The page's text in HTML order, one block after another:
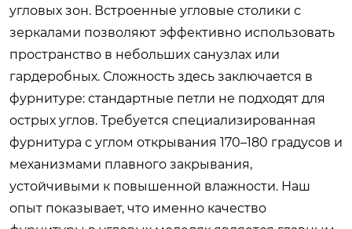
угловых зон. Встроенные угловые столики с
зеркалами позволяют эффективно использовать
пространство в небольших санузлах или
гардеробных. Сложность здесь заключается в
фурнитуре: стандартные петли не подходят для
острых углов. Требуется специализированная
фурнитура с углом открывания 170–180 градусов и
механизмами плавного закрывания,
устойчивыми к повышенной влажности. Наш
опыт показывает, что именно качество